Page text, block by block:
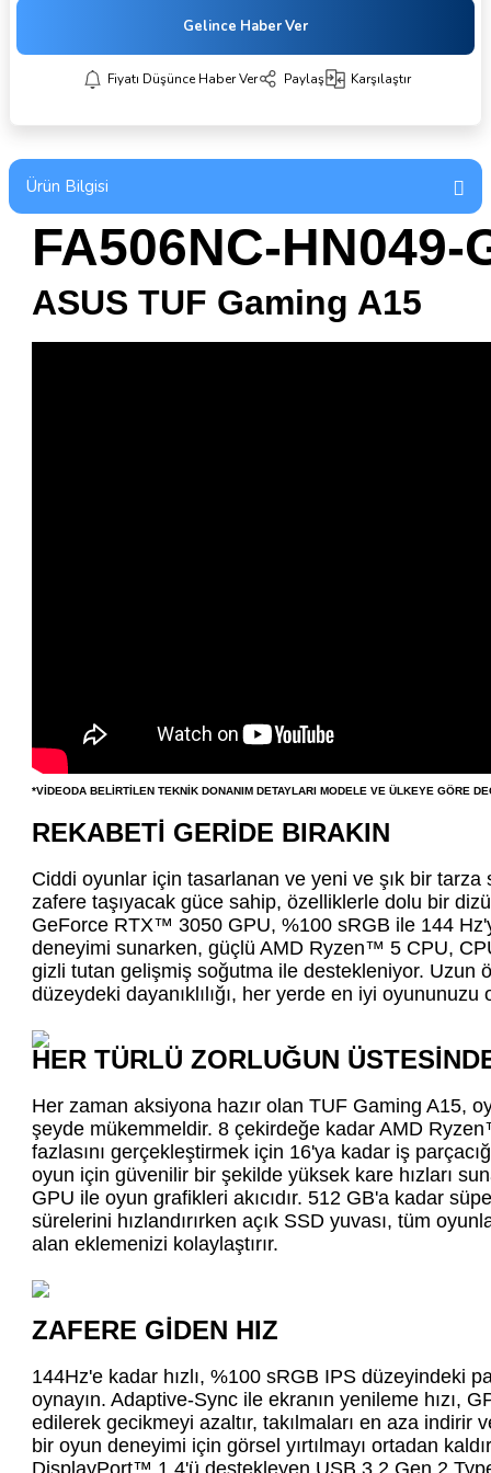
Gelince Haber Ver
Fiyatı Düşünce Haber Ver Paylaş Karşılaştır
Ürün Bilgisi
FA506NC-HN049-
ASUS TUF Gaming A15
*VİDEODA BELİRTİLEN TEKNİK DONANIM DETAYLARI MODELE VE ÜLKEYE GÖRE
REKABETİ GERİDE BIRAKIN
Ciddi oyunlar için tasarlanan ve yeni ve şık bir
zafere taşıyacak güce sahip, özelliklerle dolu bir
GeForce RTX™ 3050 GPU, %100 sRGB ile 144
deneyimi sunarken, güçlü AMD Ryzen™ 5 CPU,
gizli tutan gelişmiş soğutma ile destekleniyor. Uzun
düzeydeki dayanıklılığı, her yerde en iyi oyununuzu
HER TÜRLÜ ZORLUĞUN
Her zaman aksiyona hazır olan TUF Gaming A15,
şeyde mükemmeldir. 8 çekirdeğe kadar AMD
fazlasını gerçekleştirmek için 16'ya kadar iş
oyun için güvenilir bir şekilde yüksek kare hızları
GPU ile oyun grafikleri akıcıdır. 512 GB'a kadar
sürelerini hızlandırırken açık SSD yuvası, tüm
alan eklemenizi kolaylaştırır.
ZAFERE GİDEN HIZ
144Hz'e kadar hızlı, %100 sRGB IPS düzeyindeki
oynayın. Adaptive-Sync ile ekranın yenileme hızı,
edilerek gecikmeyi azaltır, takılmaları en aza indirir
bir oyun deneyimi için görsel yırtılmayı ortadan
DisplayPort™ 1.4'ü destekleyen USB 3.2 Gen 2